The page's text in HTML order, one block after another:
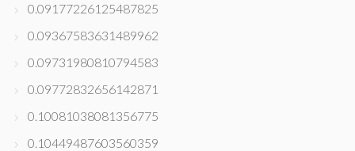
0.09177226125487825
0.09367583631489962
0.09731980810794583
0.09772832656142871
0.10081038081356775
0.10449487603560359